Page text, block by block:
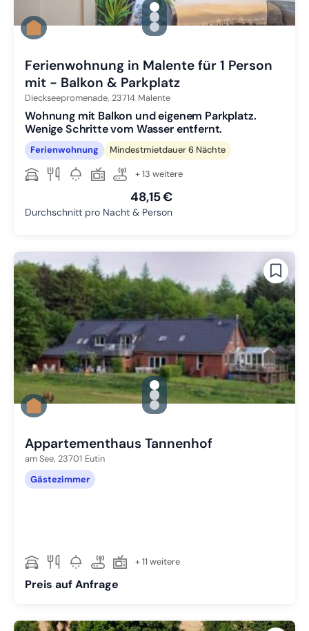
gallery.slide_selector
Zu Slide 1 wechseln
Zu Slide 2 wechseln
Zu Slide 3 wechseln
Ferienwohnung in Malente für 1 Person
mit - Balkon & Parkplatz
Dieckseepromenade, 23714 Malente
Wohnung mit Balkon und eigenem Parkplatz.
Wenige Schritte vom Wasser entfernt.
Ferienwohnung Mindestmietdauer 6 Nächte
+ 13 weitere
48,15 €
Durchschnitt pro Nacht & Person
gallery.slide_selector
Zu Slide 1 wechseln
Zu Slide 2 wechseln
Zu Slide 3 wechseln
Appartementhaus Tannenhof
am See, 23701 Eutin
Gästezimmer
+ 11 weitere
Preis auf Anfrage